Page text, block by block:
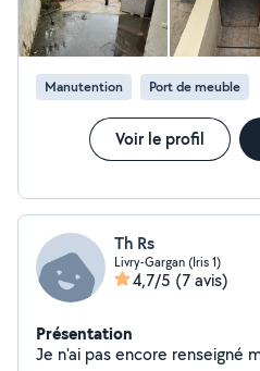
Manutention Port de meuble
Voir le profil
Th Rs
Livry-Gargan (Iris 1)
4,7/5 (7 avis)
Présentation